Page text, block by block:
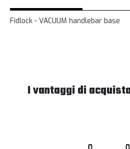
Fidlock - VACUUM handlebar base
I vantaggi di